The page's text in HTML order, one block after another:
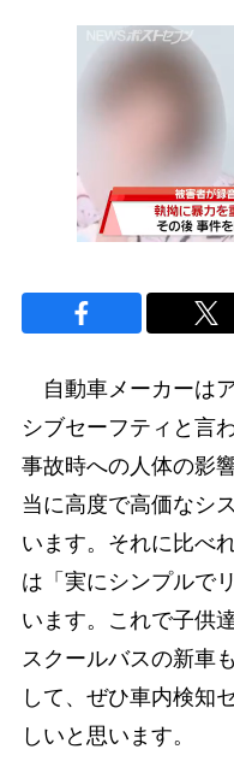
自動車メーカーは
シブセーフティと言
事故時への人体の影
当に高度で高価なシ
います。それに比べ
は「実にシンプルで
います。これで子供
スクールバスの新車
して、ぜひ車内検知
しいと思います。